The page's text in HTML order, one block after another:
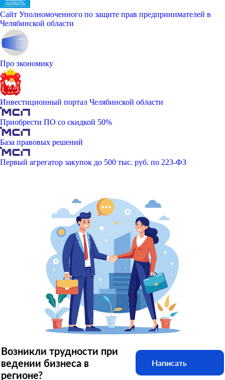
Сайт Уполномоченного по защите прав предпринимателей в
Челябинской области
Про экономику
Инвестиционный портал Челябинской области
Приобрести ПО со скидкой 50%
База правовых решений
Первый агрегатор закупок до 500 тыс. руб. по 223-ФЗ
Возникли трудности при
ведении бизнеса в
регионе?
Написать